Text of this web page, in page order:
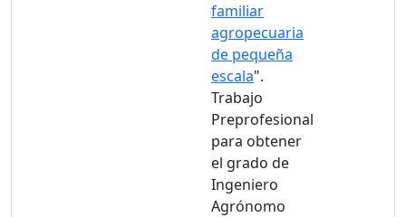
familiar
agropecuaria
de pequeña
escala".
Trabajo
Preprofesional
para obtener
el grado de
Ingeniero
Agrónomo